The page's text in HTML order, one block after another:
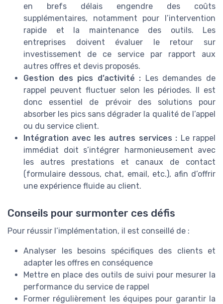
en brefs délais engendre des coûts
supplémentaires, notamment pour l’intervention
rapide et la maintenance des outils. Les
entreprises doivent évaluer le retour sur
investissement de ce service par rapport aux
autres offres et devis proposés.
Gestion des pics d’activité : Les demandes de
rappel peuvent fluctuer selon les périodes. Il est
donc essentiel de prévoir des solutions pour
absorber les pics sans dégrader la qualité de l’appel
ou du service client.
Intégration avec les autres services : Le rappel
immédiat doit s’intégrer harmonieusement avec
les autres prestations et canaux de contact
(formulaire dessous, chat, email, etc.), afin d’offrir
une expérience fluide au client.
Conseils pour surmonter ces défis
Pour réussir l’implémentation, il est conseillé de :
Analyser les besoins spécifiques des clients et
adapter les offres en conséquence
Mettre en place des outils de suivi pour mesurer la
performance du service de rappel
Former régulièrement les équipes pour garantir la